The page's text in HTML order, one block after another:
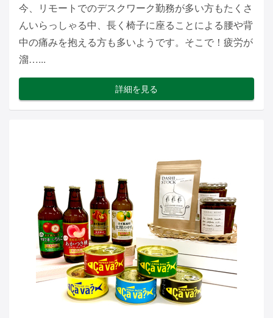
今、リモートでのデスクワーク勤務が多い方もたくさ
んいらっしゃる中、長く椅子に座ることによる腰や背
中の痛みを抱える方も多いようです。そこで！疲労が
溜…...
詳細を見る